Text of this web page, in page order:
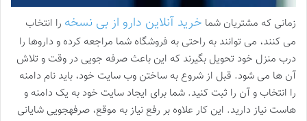
زمانی که مشتریان شما خرید آنلاین دارو از بی نسخه را انتخاب
می کنند، می توانند به راحتی به فروشگاه شما مراجعه کرده و داروها را
درب منزل خود تحویل بگیرند که این باعث صرفه جویی در وقت و تلاش
آن ها می شود. قبل از شروع به ساختن وب سایت خود، باید نام دامنه
را انتخاب و آن را ثبت کنید. شما برای ایجاد سایت خود به یک دامنه و
هاست نیاز دارید. این کار علاوه بر رفع نیاز به موقع، صرفهجویی شایانی